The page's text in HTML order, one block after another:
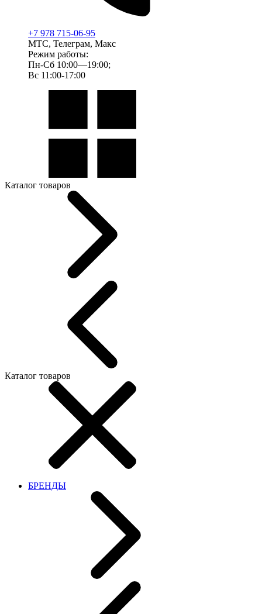
+7 978 715-06-95
МТС, Телеграм, Макс
Режим работы:
Пн-Сб 10:00—19:00;
Вс 11:00-17:00
Каталог товаров
Каталог товаров
БРЕНДЫ